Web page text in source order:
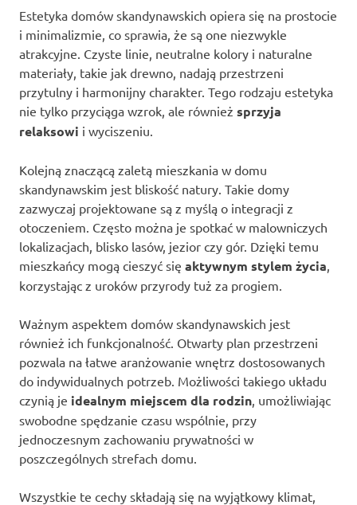
Estetyka domów skandynawskich opiera się na prostocie
i minimalizmie, co sprawia, że są one niezwykle
atrakcyjne. Czyste linie, neutralne kolory i naturalne
materiały, takie jak drewno, nadają przestrzeni
przytulny i harmonijny charakter. Tego rodzaju estetyka
nie tylko przyciąga wzrok, ale również sprzyja
relaksowi i wyciszeniu.
Kolejną znaczącą zaletą mieszkania w domu
skandynawskim jest bliskość natury. Takie domy
zazwyczaj projektowane są z myślą o integracji z
otoczeniem. Często można je spotkać w malowniczych
lokalizacjach, blisko lasów, jezior czy gór. Dzięki temu
mieszkańcy mogą cieszyć się aktywnym stylem życia
korzystając z uroków przyrody tuż za progiem.
Ważnym aspektem domów skandynawskich jest
również ich funkcjonalność. Otwarty plan przestrzeni
pozwala na łatwe aranżowanie wnętrz dostosowanych
do indywidualnych potrzeb. Możliwości takiego układu
czynią je idealnym miejscem dla rodzin , umożliwiając
swobodne spędzanie czasu wspólnie, przy
jednoczesnym zachowaniu prywatności w
poszczególnych strefach domu.
Wszystkie te cechy składają się na wyjątkowy klimat,